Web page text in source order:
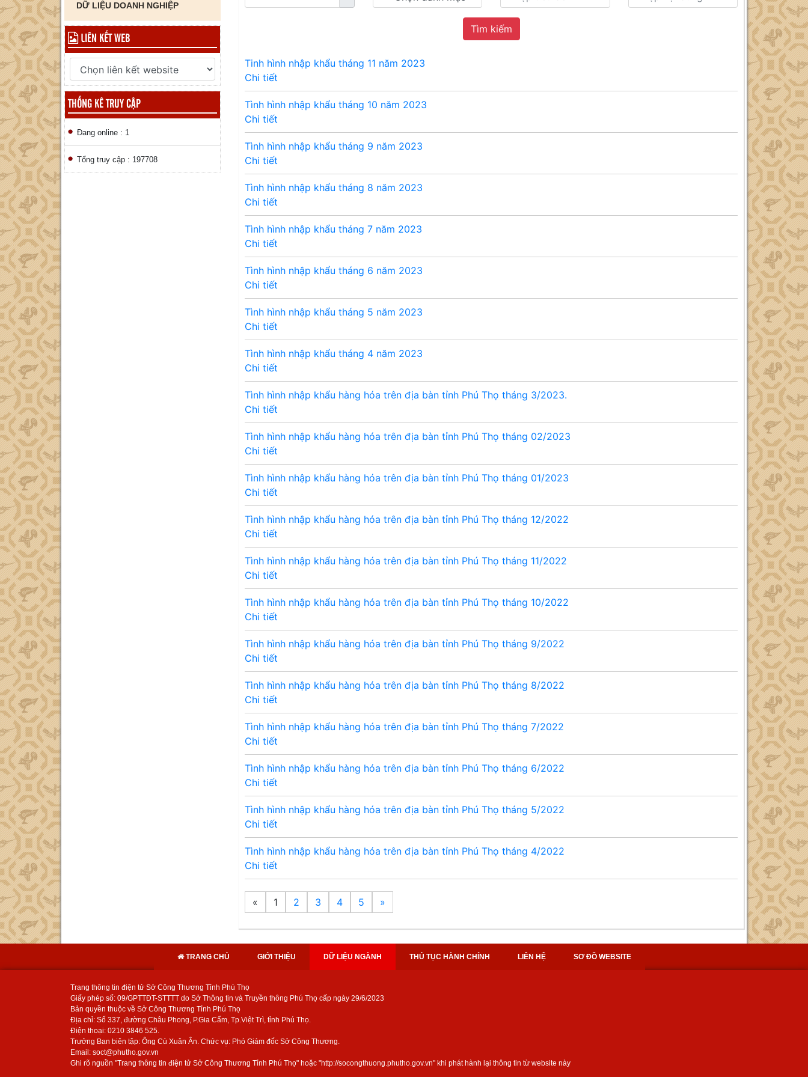
DỮ LIỆU DOANH NGHIỆP
LIÊN KẾT WEB
THỐNG KÊ TRUY CẬP
Đang online : 1
Tổng truy cập : 197708
Tìm kiếm
Tinh hình nhập khẩu tháng 11 năm 2023
Chi tiết
Tình hình nhập khẩu tháng 10 năm 2023
Chi tiết
Tình hình nhập khẩu tháng 9 năm 2023
Chi tiết
Tình hình nhập khẩu tháng 8 năm 2023
Chi tiết
Tình hình nhập khẩu tháng 7 năm 2023
Chi tiết
Tình hình nhập khẩu tháng 6 năm 2023
Chi tiết
Tình hình nhập khẩu tháng 5 năm 2023
Chi tiết
Tình hình nhập khẩu tháng 4 năm 2023
Chi tiết
Tình hình nhập khẩu hàng hóa trên địa bàn tỉnh Phú Thọ tháng 3/2023.
Chi tiết
Tình hình nhập khẩu hàng hóa trên địa bàn tỉnh Phú Thọ tháng 02/2023
Chi tiết
Tình hình nhập khẩu hàng hóa trên địa bàn tỉnh Phú Thọ tháng 01/2023
Chi tiết
Tình hình nhập khẩu hàng hóa trên địa bàn tỉnh Phú Thọ tháng 12/2022
Chi tiết
Tình hình nhập khẩu hàng hóa trên địa bàn tỉnh Phú Thọ tháng 11/2022
Chi tiết
Tình hình nhập khẩu hàng hóa trên địa bàn tỉnh Phú Thọ tháng 10/2022
Chi tiết
Tình hình nhập khẩu hàng hóa trên địa bàn tỉnh Phú Thọ tháng 9/2022
Chi tiết
Tình hình nhập khẩu hàng hóa trên địa bàn tỉnh Phú Thọ tháng 8/2022
Chi tiết
Tình hình nhập khẩu hàng hóa trên địa bàn tỉnh Phú Thọ tháng 7/2022
Chi tiết
Tình hình nhập khẩu hàng hóa trên địa bàn tỉnh Phú Thọ tháng 6/2022
Chi tiết
Tình hình nhập khẩu hàng hóa trên địa bàn tỉnh Phú Thọ tháng 5/2022
Chi tiết
Tình hình nhập khẩu hàng hóa trên địa bàn tỉnh Phú Thọ tháng 4/2022
Chi tiết
« 1 2 3 4 5 »
TRANG CHỦ GIỚI THIỆU DỮ LIỆU NGÀNH THỦ TỤC HÀNH CHÍNH LIÊN HỆ SƠ ĐỒ WEBSITE
Trang thông tin điện tử Sở Công Thương Tỉnh Phú Thọ
Giấy phép số: 09/GPTTĐT-STTTT do Sở Thông tin và Truyền thông Phú Thọ cấp ngày 29/6/2023
Bản quyền thuộc về Sở Công Thương Tỉnh Phú Thọ
Địa chỉ: Số 337, đường Châu Phong, P.Gia Cẩm, Tp.Việt Trì, tỉnh Phú Thọ.
Điện thoại: 0210 3846 525.
Trưởng Ban biên tập: Ông Cù Xuân Ân. Chức vụ̣: Phó Giám đốc Sở Công Thương.
Email: soct@phutho.gov.vn
Ghi rõ nguồn "Trang thông tin điện tử Sở Công Thương Tỉnh Phú Thọ" hoặc "http://socongthuong.phutho.gov.vn" khi phát hành lại thông tin từ website này